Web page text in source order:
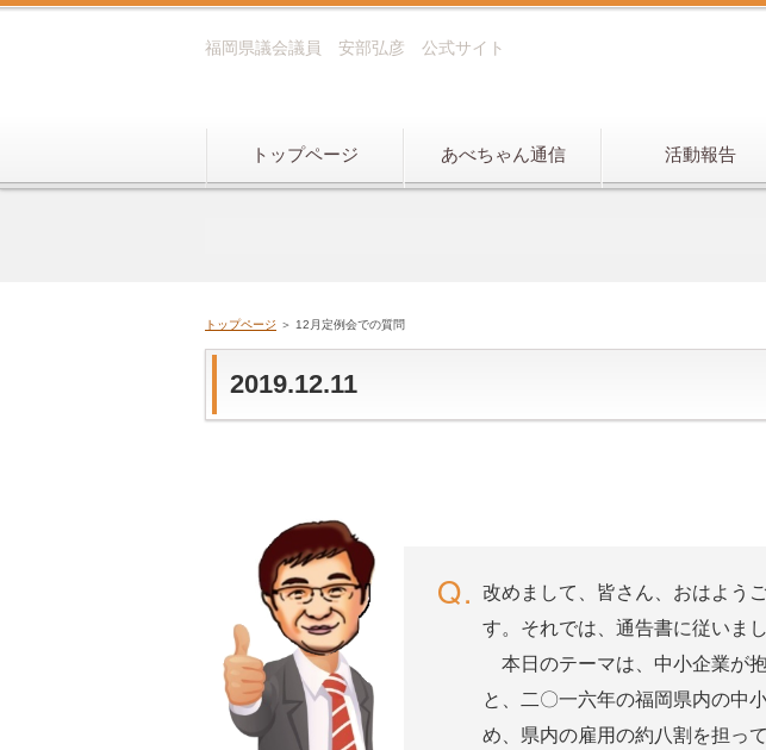
福岡県議会議員 安部弘彦 公式サイト
トップページ あべちゃん通信 活動報告
トップページ ＞ 12月定例会での質問
2019.12.11
改めまして、皆さん、おはよう
す。それでは、通告書に従いま
本日のテーマは、中小企業が
と、二〇一六年の福岡県内の中
め、県内の雇用の約八割を担っ